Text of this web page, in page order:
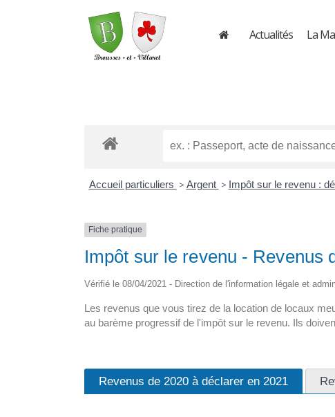
Actualités La
Accueil particuliers > Argent > Impôt sur le revenu :
Fiche pratique
Impôt sur le revenu - Revenus
Vérifié le 08/04/2021 - Direction de l'information légale et
Les revenus que vous tirez de la location de locaux
au barème progressif de l'impôt sur le revenu. Ils
Revenus de 2020 à déclarer en 2021